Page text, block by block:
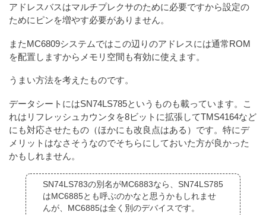
アドレスバスはマルチプレクサのために必要ですから設定の
ためにピンを増やす必要がありません。
またMC6809システムではこの辺りのアドレスには通常ROM
を配置しますからメモリ空間も有効に使えます。
うまい方法を考えたものです。
データシートにはSN74LS785というものも載っています。こ
れはリフレッシュカウンタを8ビットに拡張してTMS4164など
にも対応させたもの（ほかにも改良点はある）です。特にデ
メリットはなさそうなのでそちらにしておいた方が良かった
かもしれません。
SN74LS783の別名がMC6883なら、SN74LS785
はMC6885とも呼ぶのかなと思うかもしれませ
んが、MC6885は全く別のデバイスです。